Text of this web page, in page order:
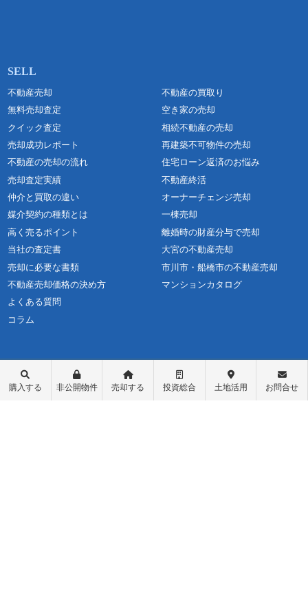
不動産売却
無料売却査定
クイック査定
売却成功レポート
不動産の売却の流れ
売却査定実績
仲介と買取の違い
媒介契約の種類とは
高く売るポイント
当社の査定書
売却に必要な書類
不動産売却価格の決め方
よくある質問
コラム
不動産の買取り
空き家の売却
相続不動産の売却
再建築不可物件の売却
住宅ローン返済のお悩み
不動産終活
オーナーチェンジ売却
一棟売却
離婚時の財産分与で売却
大宮の不動産売却
市川市・船橋市の不動産売却
マンションカタログ
購入する 非公開物件 売却する 投資総合 土地活用 お問合せ